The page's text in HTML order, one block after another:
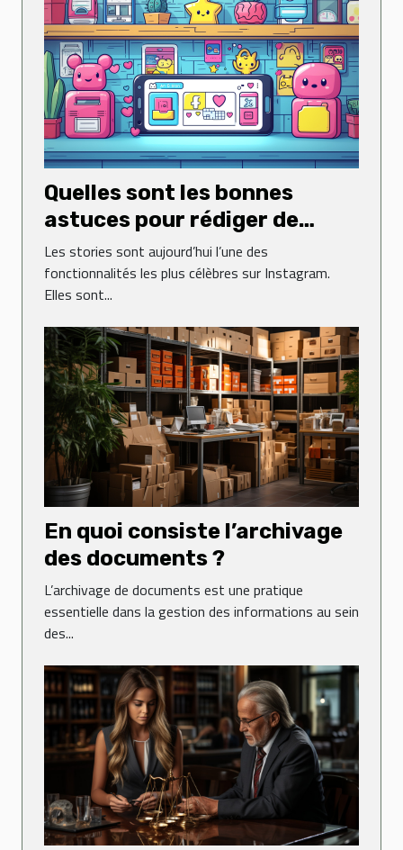
Quelles sont les bonnes
astuces pour rédiger de
jolies stories sur Instagram ?
Les stories sont aujourd’hui l’une des
fonctionnalités les plus célèbres sur Instagram.
Elles sont...
En quoi consiste l’archivage
des documents ?
L’archivage de documents est une pratique
essentielle dans la gestion des informations au sein
des...